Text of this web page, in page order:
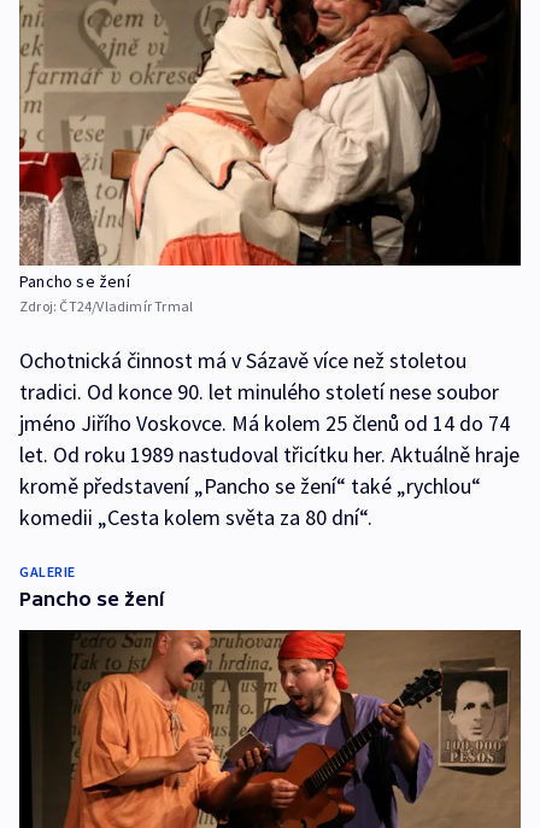
Pancho se žení
Zdroj: ČT24/Vladimír Trmal
Ochotnická činnost má v Sázavě více než stoletou
tradici. Od konce 90. let minulého století nese soubor
jméno Jiřího Voskovce. Má kolem 25 členů od 14 do 74
let. Od roku 1989 nastudoval třicítku her. Aktuálně hraje
kromě představení „Pancho se žení“ také „rychlou“
komedii „Cesta kolem světa za 80 dní“.
GALERIE
Pancho se žení